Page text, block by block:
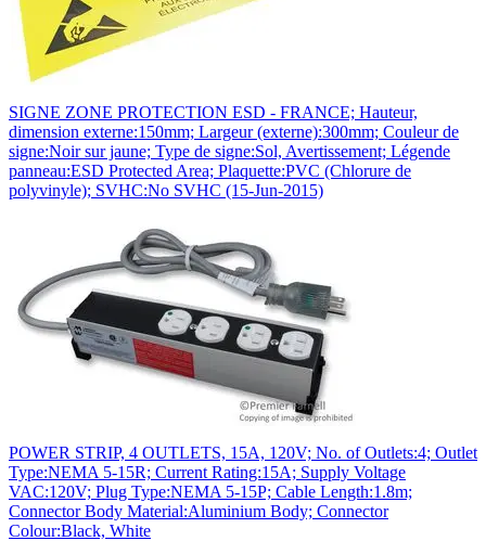
SIGNE ZONE PROTECTION ESD - FRANCE; Hauteur,
dimension externe:150mm; Largeur (externe):300mm; Couleur de
signe:Noir sur jaune; Type de signe:Sol, Avertissement; Légende
panneau:ESD Protected Area; Plaquette:PVC (Chlorure de
polyvinyle); SVHC:No SVHC (15-Jun-2015)
POWER STRIP, 4 OUTLETS, 15A, 120V; No. of Outlets:4; Outlet
Type:NEMA 5-15R; Current Rating:15A; Supply Voltage
VAC:120V; Plug Type:NEMA 5-15P; Cable Length:1.8m;
Connector Body Material:Aluminium Body; Connector
Colour:Black, White